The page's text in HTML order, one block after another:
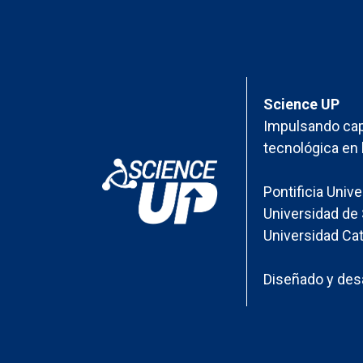
Science UP
Impulsando
tecnológica en
Pontificia
Universidad de
Universidad
Diseñado y